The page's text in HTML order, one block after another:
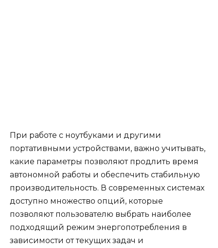
При работе с ноутбуками и другими
портативными устройствами, важно учитывать,
какие параметры позволяют продлить время
автономной работы и обеспечить стабильную
производительность. В современных системах
доступно множество опций, которые
позволяют пользователю выбрать наиболее
подходящий режим энергопотребления в
зависимости от текущих задач и